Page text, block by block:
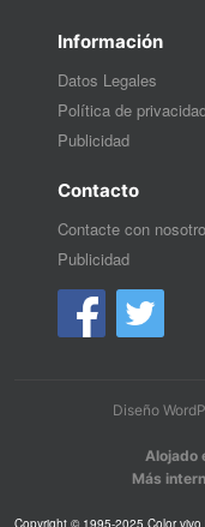
Información
Datos Legales
Política de
Publicidad
Contacto
Contacte con
Publicidad
Diseño
Alojado
Más
Copyright © 1995-2025 Color